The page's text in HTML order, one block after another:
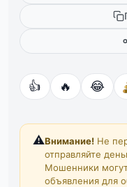
👍 🔥 😂
⚠️Внимание! Не
отправляйте
Мошенники
объявления для